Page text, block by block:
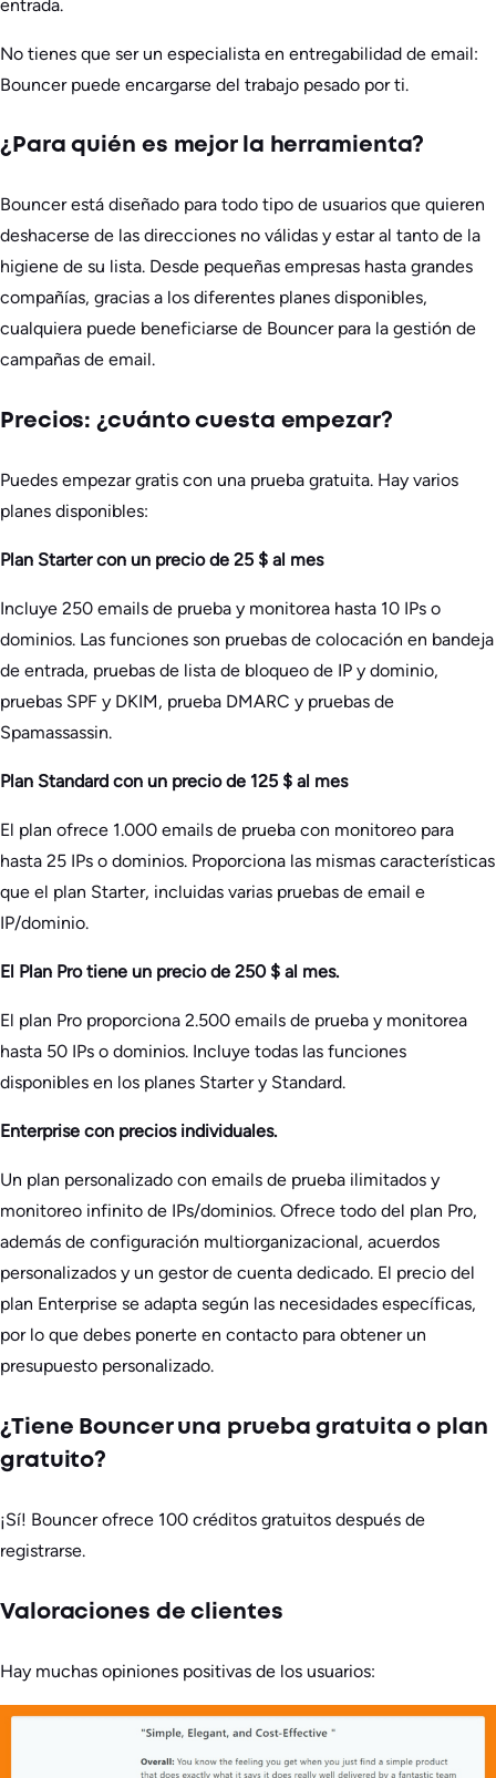
entrada.
No tienes que ser un especialista en entregabilidad de email:
Bouncer puede encargarse del trabajo pesado por ti.
¿Para quién es mejor la herramienta?
Bouncer está diseñado para todo tipo de usuarios que quieren
deshacerse de las direcciones no válidas y estar al tanto de la
higiene de su lista. Desde pequeñas empresas hasta grandes
compañías, gracias a los diferentes planes disponibles,
cualquiera puede beneficiarse de Bouncer para la gestión de
campañas de email.
Precios: ¿cuánto cuesta empezar?
Puedes empezar gratis con una prueba gratuita. Hay varios
planes disponibles:
Plan Starter con un precio de 25 $ al mes
Incluye 250 emails de prueba y monitorea hasta 10 IPs o
dominios. Las funciones son pruebas de colocación en bandeja
de entrada, pruebas de lista de bloqueo de IP y dominio,
pruebas SPF y DKIM, prueba DMARC y pruebas de
Spamassassin.
Plan Standard con un precio de 125 $ al mes
El plan ofrece 1.000 emails de prueba con monitoreo para
hasta 25 IPs o dominios. Proporciona las mismas características
que el plan Starter, incluidas varias pruebas de email e
IP/dominio.
El Plan Pro tiene un precio de 250 $ al mes.
El plan Pro proporciona 2.500 emails de prueba y monitorea
hasta 50 IPs o dominios. Incluye todas las funciones
disponibles en los planes Starter y Standard.
Enterprise con precios individuales.
Un plan personalizado con emails de prueba ilimitados y
monitoreo infinito de IPs/dominios. Ofrece todo del plan Pro,
además de configuración multiorganizacional, acuerdos
personalizados y un gestor de cuenta dedicado. El precio del
plan Enterprise se adapta según las necesidades específicas,
por lo que debes ponerte en contacto para obtener un
presupuesto personalizado.
¿Tiene Bouncer una prueba gratuita o plan
gratuito?
¡Sí! Bouncer ofrece 100 créditos gratuitos después de
registrarse.
Valoraciones de clientes
Hay muchas opiniones positivas de los usuarios: